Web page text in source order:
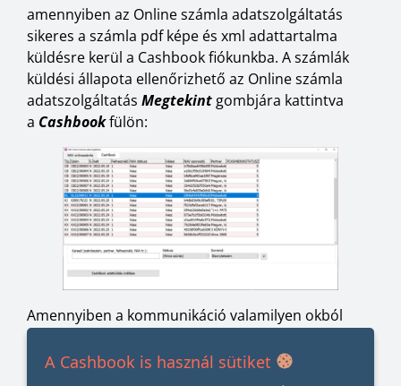
amennyiben az Online számla adatszolgáltatás
sikeres a számla pdf képe és xml adattartalma
küldésre kerül a Cashbook fiókunkba. A számlák
küldési állapota ellenőrizhető az Online számla
adatszolgáltatás Megtekint gombjára kattintva
a Cashbookfülön:
Amennyiben a kommunikáció valamilyen okból
nem lenne sikeres a
indításagombbal a számlák újra beküldhetők.
A Cashbook is használ sütiket